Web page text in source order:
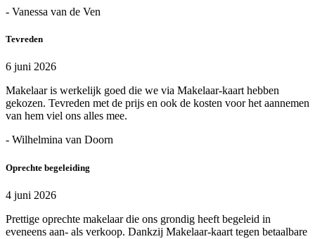
- Vanessa van de Ven
Tevreden
6 juni 2026
Makelaar is werkelijk goed die we via Makelaar-kaart hebben
gekozen. Tevreden met de prijs en ook de kosten voor het aannemen
van hem viel ons alles mee.
- Wilhelmina van Doorn
Oprechte begeleiding
4 juni 2026
Prettige oprechte makelaar die ons grondig heeft begeleid in
eveneens aan- als verkoop. Dankzij Makelaar-kaart tegen betaalbare